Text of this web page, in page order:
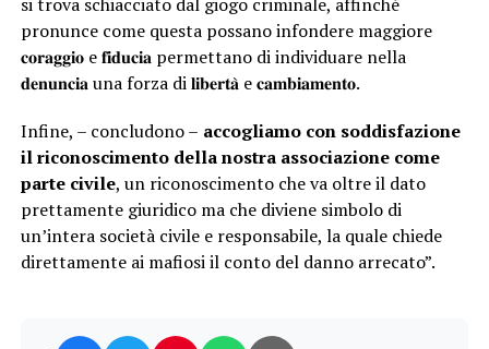
pronunce come questa possano infondere maggiore
𝐜𝐨𝐫𝐚𝐠𝐠𝐢𝐨 e 𝐟𝐢𝐝𝐮𝐜𝐢𝐚 permettano di individuare nella
𝐝𝐞𝐧𝐮𝐧𝐜𝐢𝐚 una forza di 𝐥𝐢𝐛𝐞𝐫𝐭𝐚̀ e 𝐜𝐚𝐦𝐛𝐢𝐚𝐦𝐞𝐧𝐭𝐨.
Infine, – concludono – accogliamo con soddisfazione
il riconoscimento della nostra associazione come
parte civile, un riconoscimento che va oltre il dato
prettamente giuridico ma che diviene simbolo di
un’intera società civile e responsabile, la quale chiede
direttamente ai mafiosi il conto del danno arrecato”.